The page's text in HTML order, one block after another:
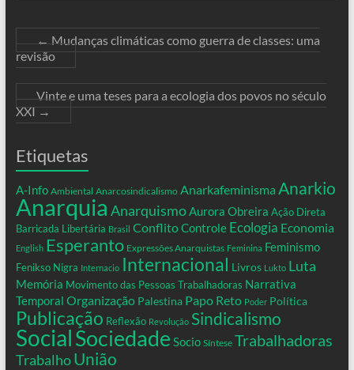
←Mudanças climáticas como guerra de classes: uma
revisão
Vinte e uma teses para a ecologia dos povos no século
XXI→
Etiquetas
A-Info Ambiental Anarcosindicalismo Anarkafeminisma Anarkio
Anarquia AnarquismoAurora Obreira Ação Direta
Barricada Libertária Brasil ConflitoControle Ecologia Economia
English Esperanto Expressões Anarquistas Feminina Feminismo
Fenikso Nigra Internacio Internacional Livros Lukto Luta
Memória Movimento das Pessoas Trabalhadoras Narrativa
Temporal Organização Palestina Papo Reto Poder Política
Publicação Reflexão Revolução Sindicalismo
SocialSociedade Socio Síntese Trabalhadoras
Trabalho União